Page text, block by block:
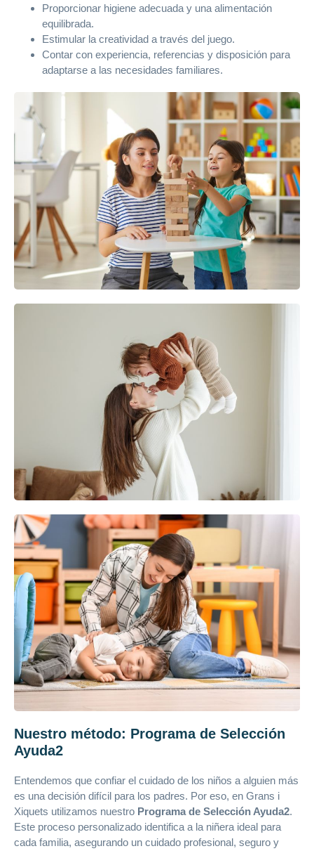
Proporcionar higiene adecuada y una alimentación
equilibrada.
Estimular la creatividad a través del juego.
Contar con experiencia, referencias y disposición para
adaptarse a las necesidades familiares.
Nuestro método: Programa de Selección
Ayuda2
Entendemos que confiar el cuidado de los niños a alguien más
es una decisión difícil para los padres. Por eso, en Grans i
Xiquets utilizamos nuestro Programa de Selección Ayuda2.
Este proceso personalizado identifica a la niñera ideal para
cada familia, asegurando un cuidado profesional, seguro y